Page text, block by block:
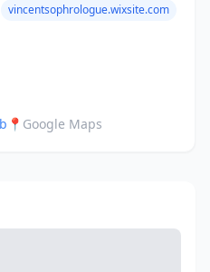
vincentsophrologue.wixsite.com
📍 Google Maps